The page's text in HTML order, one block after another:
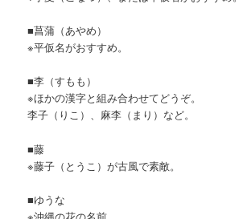
■菖蒲（あやめ）
※平仮名がおすすめ。
■李（すもも）
※ほかの漢字と組み合わせてどうぞ。
李子（りこ）、麻李（まり）など。
■藤
※藤子（とうこ）が古風で素敵。
■ゆうな
※沖縄の花の名前。